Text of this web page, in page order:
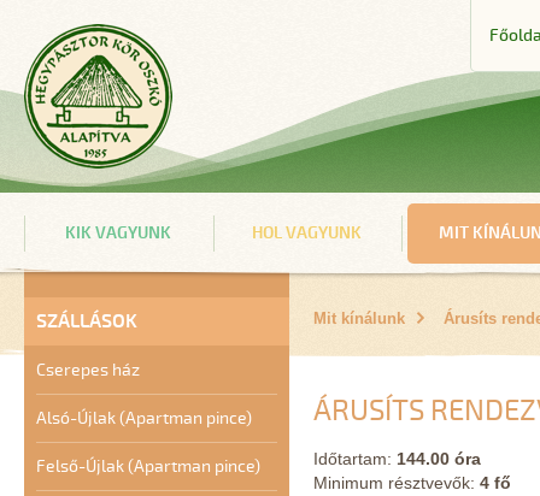
KIK VAGYUNK HOL VAGYUNK MIT
SZÁLLÁSOK
Cserepes ház
Alsó-Újlak (Apartman pince)
Felső-Újlak (Apartman pince)
Mit kínálunk Árusíts
ÁRUSÍTS
Időtartam: 144.00 óra
Minimum résztvevők: 4 fő